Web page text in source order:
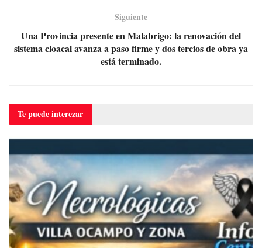
Siguiente
Una Provincia presente en Malabrigo: la renovación del
sistema cloacal avanza a paso firme y dos tercios de obra ya
está terminado.
Te puedeinterezar